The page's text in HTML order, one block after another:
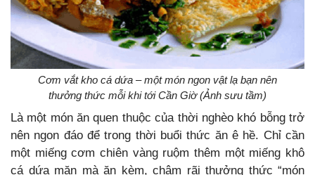
Cơm vắt kho cá dứa – một món ngon vật lạ bạn nên
thưởng thức mỗi khi tới Cần Giờ (Ảnh sưu tầm)
Là một món ăn quen thuộc của thời nghèo khó bỗng trở
nên ngon đáo để trong thời buổi thức ăn ê hề. Chỉ cần
một miếng cơm chiên vàng ruộm thêm một miếng khô
cá dứa mặn mà ăn kèm, chậm rãi thưởng thức “món